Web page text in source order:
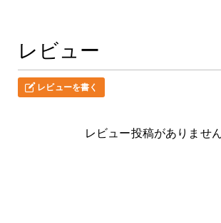
レビュー
レビューを書く
レビュー投稿がありません